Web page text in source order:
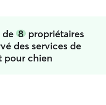
de 8 propriétaires
des services de
pour chien